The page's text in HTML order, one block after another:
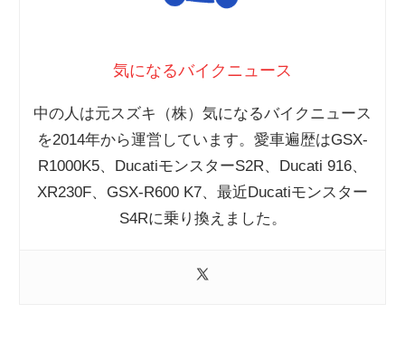
気になるバイクニュース
中の人は元スズキ（株）気になるバイクニュース
を2014年から運営しています。愛車遍歴はGSX-
R1000K5、DucatiモンスターS2R、Ducati 916、
XR230F、GSX-R600 K7、最近Ducatiモンスター
S4Rに乗り換えました。